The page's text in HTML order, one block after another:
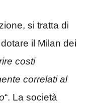
si tratta di
il Milan dei
costi
correlati al
“. La società